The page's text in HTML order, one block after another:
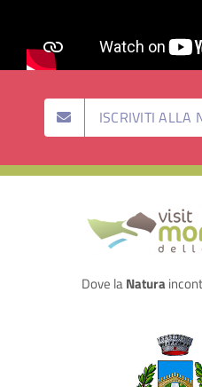
ISCRIVITI ALLA
Dove laNatura